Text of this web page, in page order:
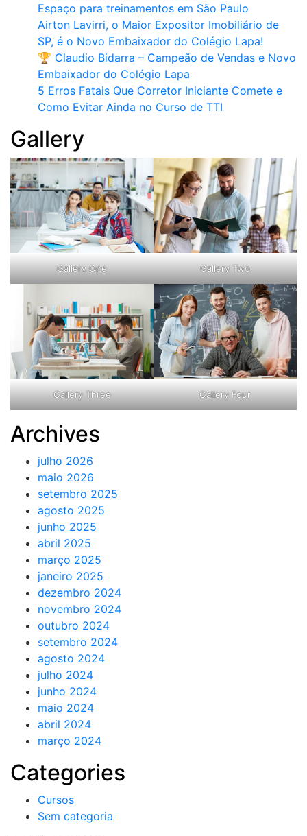
Espaço para treinamentos em São Paulo
Airton Lavirri, o Maior Expositor Imobiliário de
SP, é o Novo Embaixador do Colégio Lapa!
🏆 Claudio Bidarra – Campeão de Vendas e Novo
Embaixador do Colégio Lapa
5 Erros Fatais Que Corretor Iniciante Comete e
Como Evitar Ainda no Curso de TTI​
Gallery
Gallery One Gallery Two
Gallery Three Gallery Four
Archives
julho 2026
maio 2026
setembro 2025
agosto 2025
junho 2025
abril 2025
março 2025
janeiro 2025
dezembro 2024
novembro 2024
outubro 2024
setembro 2024
agosto 2024
julho 2024
junho 2024
maio 2024
abril 2024
março 2024
Categories
Cursos
Sem categoria